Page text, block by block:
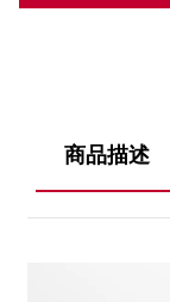
商品描述